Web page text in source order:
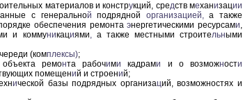
материалов и конструкций, средств механизации
с генеральной подрядной организацией,а также
обеспечения ремонтаэнергетическими ресурсами,
и коммуникациями,а также местными строительными
(комплексы);
ремонта рабочими кадрами и о возможности
помещений и строений;
ической базы подрядных организаций, возможностях и